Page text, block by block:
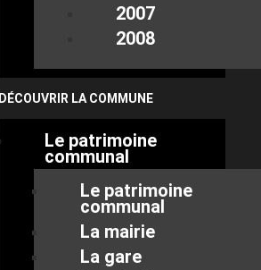
2007
2008
DÉCOUVRIR LA COMMUNE
Le patrimoine
communal
Le patrimoine
communal
La mairie
La gare